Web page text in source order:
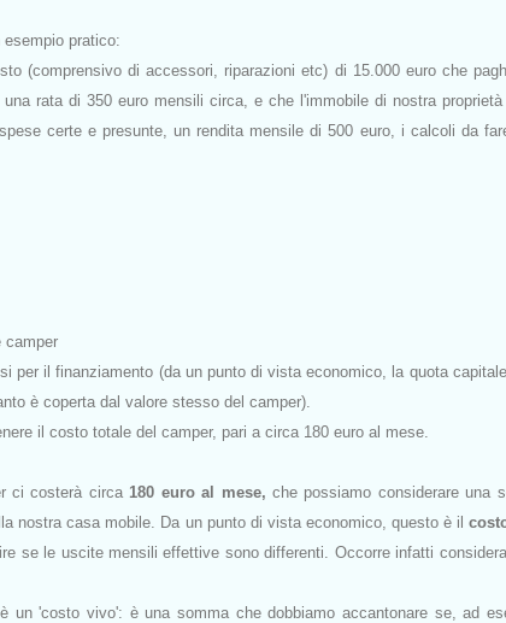
pratico:
(comprensivo di accessori, riparazioni etc) di 15.000 euro che
rata di 350 euro mensili circa, e che l'immobile di nostra proprietà
certe e presunte, un rendita mensile di 500 euro, i calcoli da
camper
per il finanziamento (da un punto di vista economico, la quota
è coperta dal valore stesso del camper).
il costo totale del camper, pari a circa 180 euro al mese.
ci costerà circa 180 euro al mese, che possiamo considerare una
nostra casa mobile. Da un punto di vista economico, questo è il
se le uscite mensili effettive sono differenti. Occorre infatti
un 'costo vivo': è una somma che dobbiamo accantonare se, ad